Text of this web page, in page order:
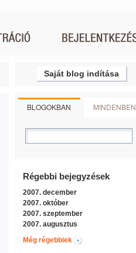
Saját blog indítása
BLOGOKBAN MINDENBEN
Régebbi bejegyzések
2007. december
2007. október
2007. szeptember
2007. augusztus
Még régebbiek